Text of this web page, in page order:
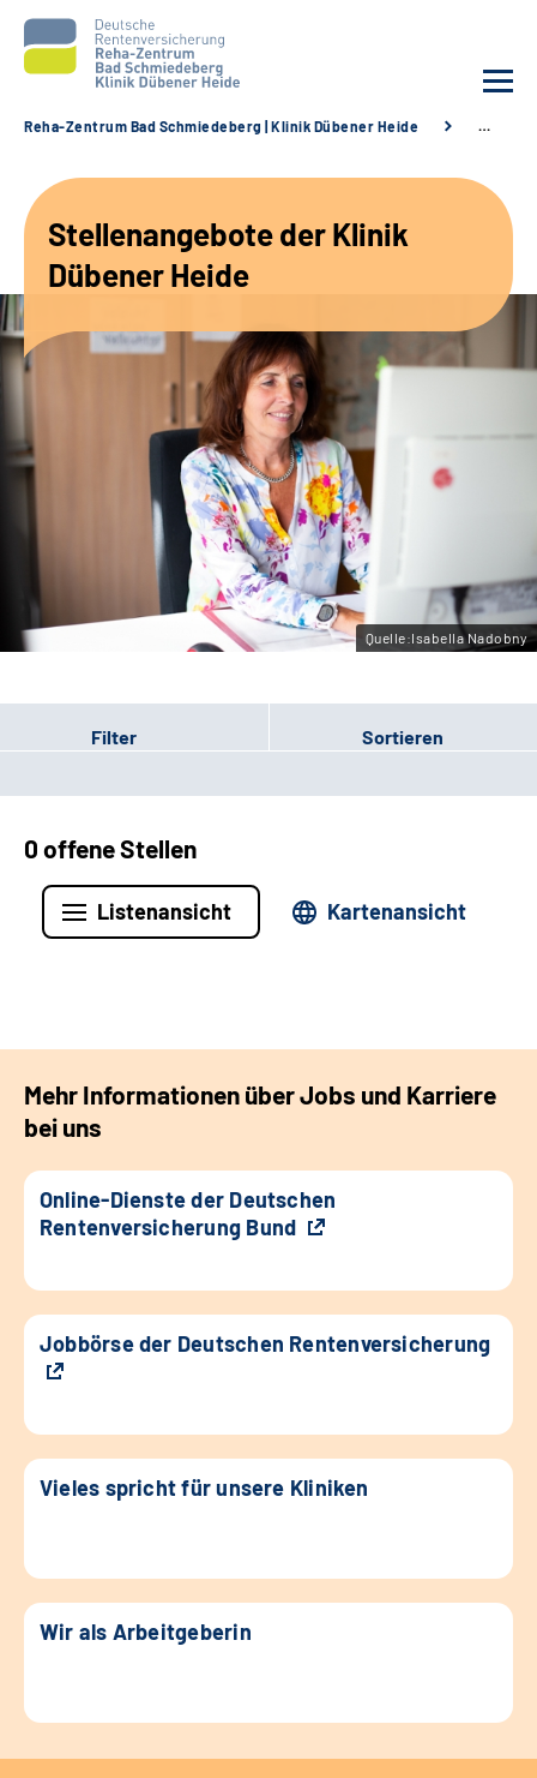
Unsere Angebote
Karriere
Sozialdienste & Zuweisende
Leichte Sprache
Gebärdensprache
Reha-Zentrum Bad Schmiedeberg | Klinik Dübener Heide …
Stellenangebote der Klinik
Dübener Heide
Quelle:Isabella Nadobny
Filter Sortieren
0 offene Stellen
Listenansicht Kartenansicht
Mehr Informationen über Jobs und Karriere
bei uns
Online-Dienste der Deutschen
Rentenversicherung Bund
Jobbörse der Deutschen Rentenversicherung
Vieles spricht für unsere Kliniken
Wir als Arbeitgeberin